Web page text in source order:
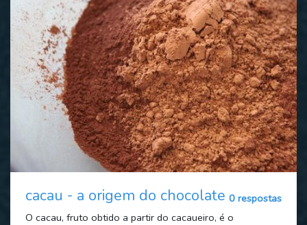
cacau - a origem do chocolate 0 respostas
O cacau, fruto obtido a partir do cacaueiro, é o